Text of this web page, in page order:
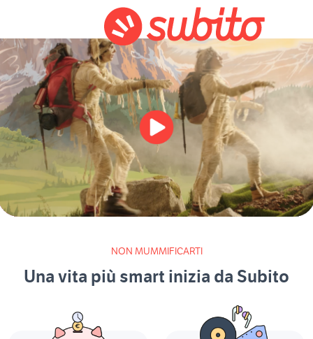
NON MUMMIFICARTI
Una vita più smart inizia da Subito